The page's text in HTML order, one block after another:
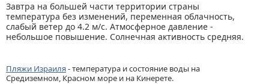
Завтра на большей части территории страны
температура без изменений, переменная облачность,
слабый ветер до 4.2 м/с. Атмосферное давление -
небольшое повышение. Солнечная активность средняя.
Пляжи Израиля- температура и состояние воды на
Средиземном, Красном море и на Кинерете.